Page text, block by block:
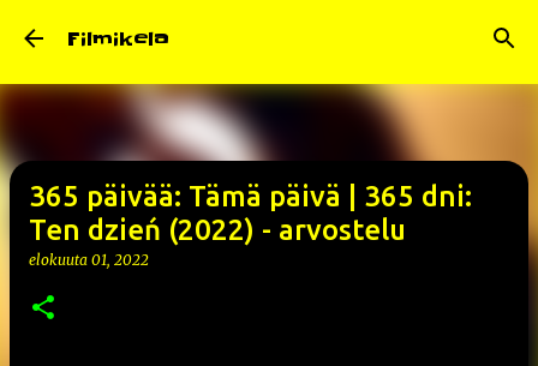
Filmikela
365 päivää: Tämä päivä | 365 dni:
Ten dzień (2022) - arvostelu
elokuuta 01, 2022